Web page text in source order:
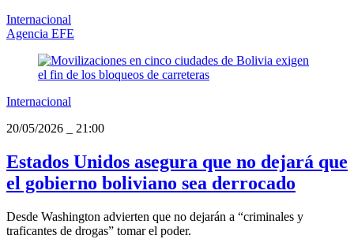
Internacional
Agencia EFE
Internacional
20/05/2026
21:00
Estados Unidos asegura que no dejará que
el gobierno boliviano sea derrocado
Desde Washington advierten que no dejarán a “criminales y
traficantes de drogas” tomar el poder.